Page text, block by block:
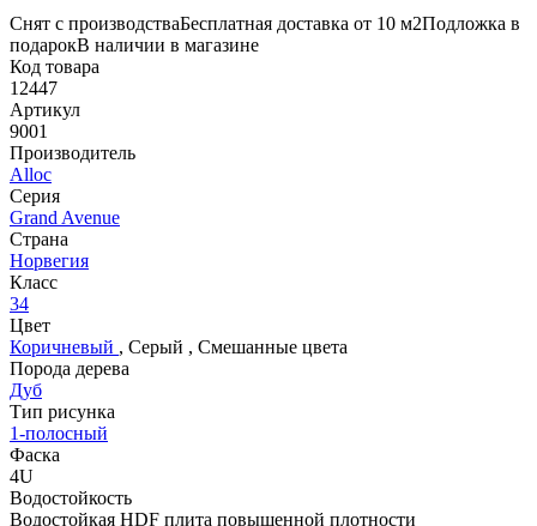
Снят с производстваБесплатная доставка от 10 м2Подложка в
подарокВ наличии в магазине
Код товара
12447
Артикул
9001
Производитель
Alloc
Серия
Grand Avenue
Страна
Норвегия
Класс
34
Цвет
Коричневый , Серый , Смешанные цвета
Порода дерева
Дуб
Тип рисунка
1-полосный
Фаска
4U
Водостойкость
Водостойкая HDF плита повышенной плотности